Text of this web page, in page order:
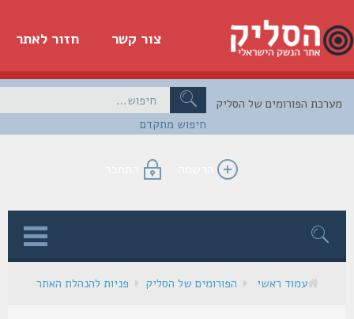
חזור לאתר צור קשר
חיפוש מתקדם
הפורומים של הסליק
הרשמה התחבר
עמוד ראשי הפורומים של הסליק פניות להנהלת האתר